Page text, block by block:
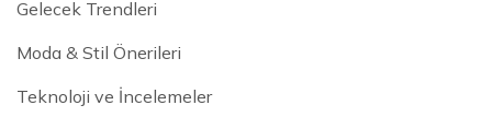
Gelecek Trendleri
Moda & Stil Önerileri
Teknoloji ve İncelemeler